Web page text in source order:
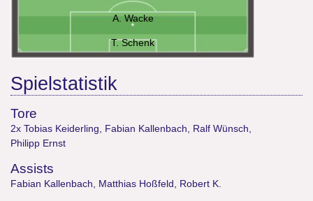
A. Wacke
T. Schenk
Spielstatistik
Tore
2x Tobias Keiderling Fabian Kallenbach Ralf Wünsch
Philipp Ernst
Assists
Fabian Kallenbach Matthias Hoßfeld Robert K.